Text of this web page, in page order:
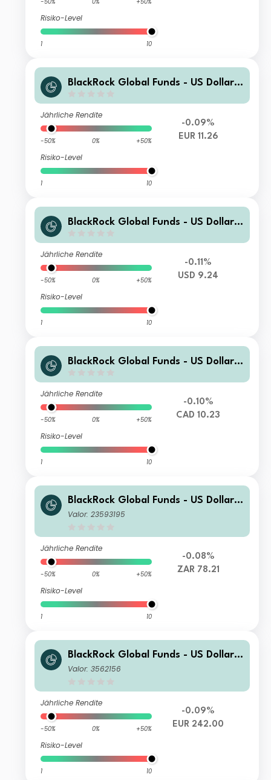
Risiko-Level
1 10
BlackRock Global Funds - US Dollar
ed
Jährliche Rendite
-50% 0% +50%
Risiko-Level
1 10
-0.09%
EUR 11.26
BlackRock Global Funds - US Dollar
Jährliche Rendite
-50% 0% +50%
Risiko-Level
1 10
-0.11%
USD 9.24
BlackRock Global Funds - US Dollar
d
Jährliche Rendite
-50% 0% +50%
Risiko-Level
1 10
-0.10%
CAD 10.23
BlackRock Global Funds - US Dollar
High Yield Bond Fund A8 ZAR Hedge
Valor: 23593195
Jährliche Rendite
-50% 0% +50%
Risiko-Level
1 10
-0.08%
ZAR 78.21
BlackRock Global Funds - US Dollar
High Yield Bond Fund A2 EUR Hedge
Valor: 3562156
Jährliche Rendite
-50% 0% +50%
Risiko-Level
1 10
-0.09%
EUR 242.00